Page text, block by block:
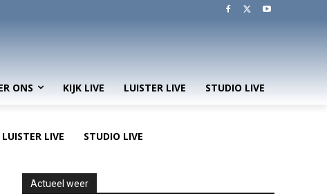
ONS KIJK LIVE LUISTER LIVE STUDIO LIVE
LUISTER LIVE STUDIO LIVE
Actueel weer